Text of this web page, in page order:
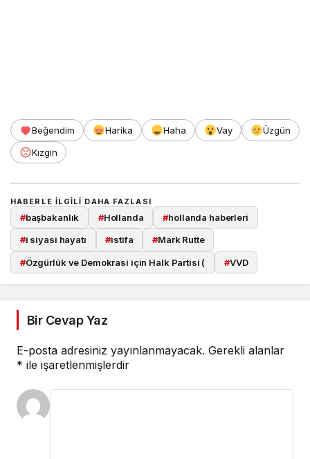
Beğendim Harika Haha Vay
Üzgün
Kızgın
HABERLE ILGILI DAHA FAZLASI
#başbakanlık #Hollanda #hollanda haberleri
#i siyasi hayatı #istifa #Mark Rutte
#Özgürlük ve Demokrasi için Halk Partisi ( #VVD
Bir Cevap Yaz
E-posta adresiniz yayınlanmayacak. Gerekli alanlar
* ile işaretlenmişlerdir